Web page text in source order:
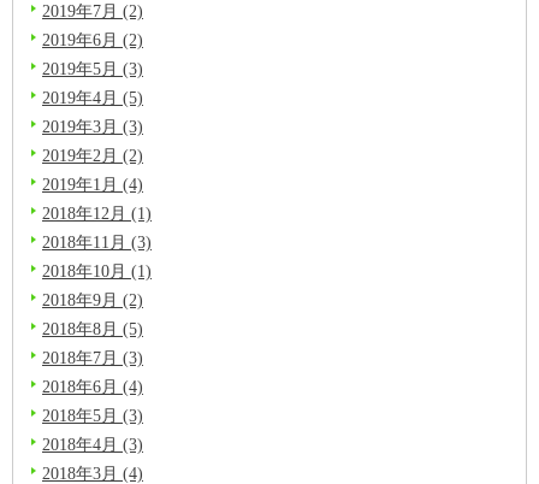
2019年7月 (2)
2019年6月 (2)
2019年5月 (3)
2019年4月 (5)
2019年3月 (3)
2019年2月 (2)
2019年1月 (4)
2018年12月 (1)
2018年11月 (3)
2018年10月 (1)
2018年9月 (2)
2018年8月 (5)
2018年7月 (3)
2018年6月 (4)
2018年5月 (3)
2018年4月 (3)
2018年3月 (4)